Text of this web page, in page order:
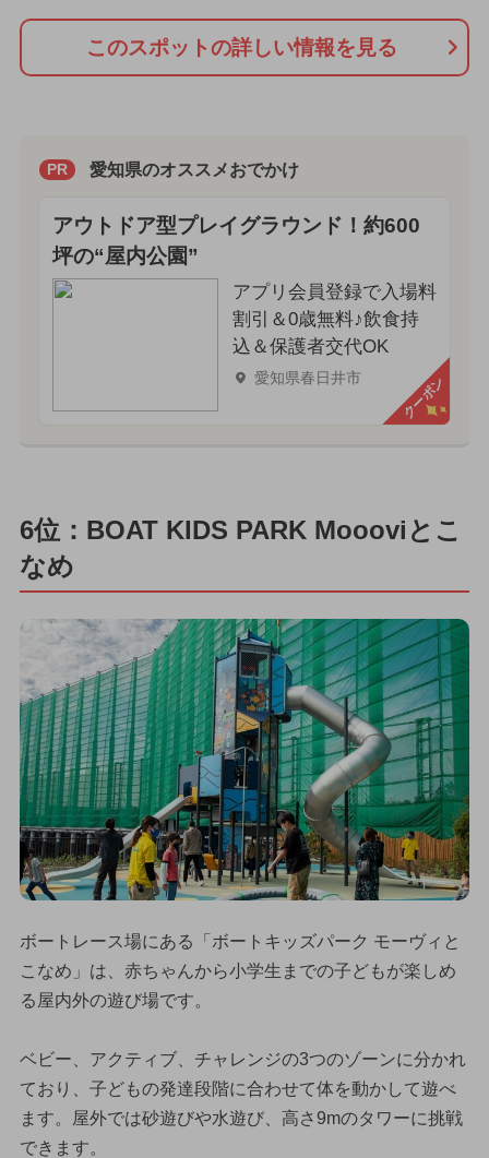
このスポットの詳しい情報を見る
PR 愛知県のオススメおでかけ
アウトドア型プレイグラウンド！約600
坪の“屋内公園”
アプリ会員登録で入場料
割引＆0歳無料♪飲食持
込＆保護者交代OK
愛知県春日井市 クーポン
6位：BOAT KIDS PARK Moooviとこ
なめ
ボートレース場にある「ボートキッズパーク モーヴィと
こなめ」は、赤ちゃんから小学生までの子どもが楽しめ
る屋内外の遊び場です。
ベビー、アクティブ、チャレンジの3つのゾーンに分かれ
ており、子どもの発達段階に合わせて体を動かして遊べ
ます。屋外では砂遊びや水遊び、高さ9mのタワーに挑戦
できます。